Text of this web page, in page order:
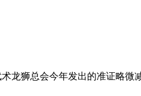
龙狮总会今年发出的准证略微